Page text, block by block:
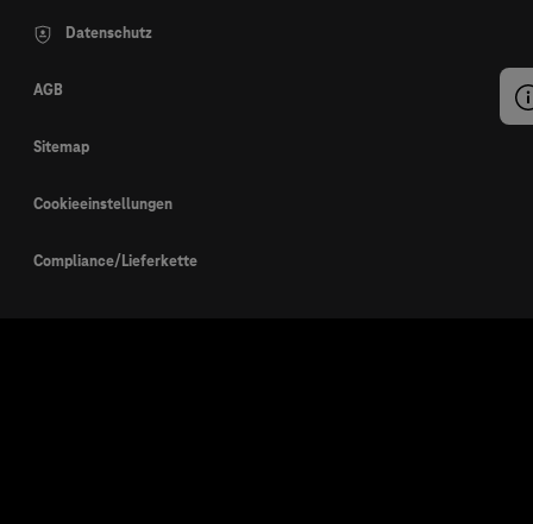
Datenschutz
AGB
Sitemap
Cookieeinstellungen
Compliance/Lieferkette